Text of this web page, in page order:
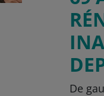
De